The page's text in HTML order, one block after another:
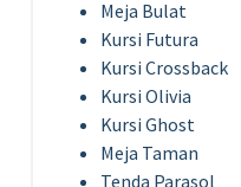
Meja Bulat
Kursi Futura
Kursi Crossback
Kursi Olivia
Kursi Ghost
Meja Taman
Tenda Parasol